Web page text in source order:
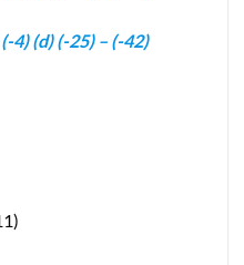
(-4) (d) (-25) – (-42)